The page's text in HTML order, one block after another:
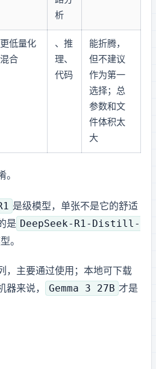
析
更低量化 + CPU/RAM
混合
Agent、推
理、
代码
能折腾，
但不建议
作为第一
选择；总
参数和文
件体积太
大
。
是 671B 级 MoE 模型，单张 RTX 4090 不是它的舒适
的是 DeepSeek-R1-Distill-
。
型系列，主要通过 API 使用；本地可下载
机器来说，
Gemma 3 27B 才是